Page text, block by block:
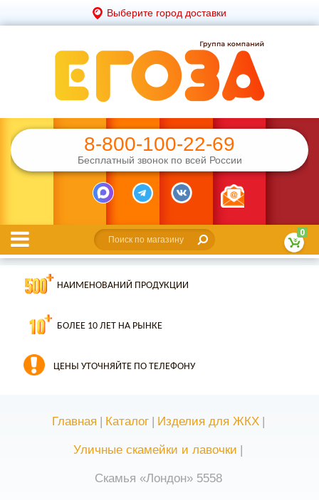
Выберите город доставки
8-800-100-22-69
Бесплатный звонок по всей России
0
НАИМЕНОВАНИЙ ПРОДУКЦИИ
БОЛЕЕ 10 ЛЕТ НА РЫНКЕ
ЦЕНЫ УТОЧНЯЙТЕ ПО ТЕЛЕФОНУ
Главная | Каталог | Изделия для ЖКХ |
Уличные скамейки и лавочки |
Скамья «Лондон» 5558